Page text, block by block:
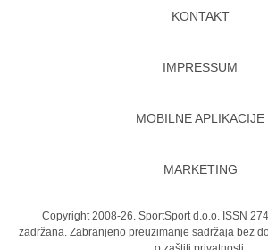
KONTAKT
IMPRESSUM
MOBILNE APLIKACIJE
MARKETING
Copyright 2008-26. SportSport d.o.o. ISSN
zadržana. Zabranjeno preuzimanje sadržaja bez